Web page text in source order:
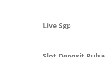
Live Sgp